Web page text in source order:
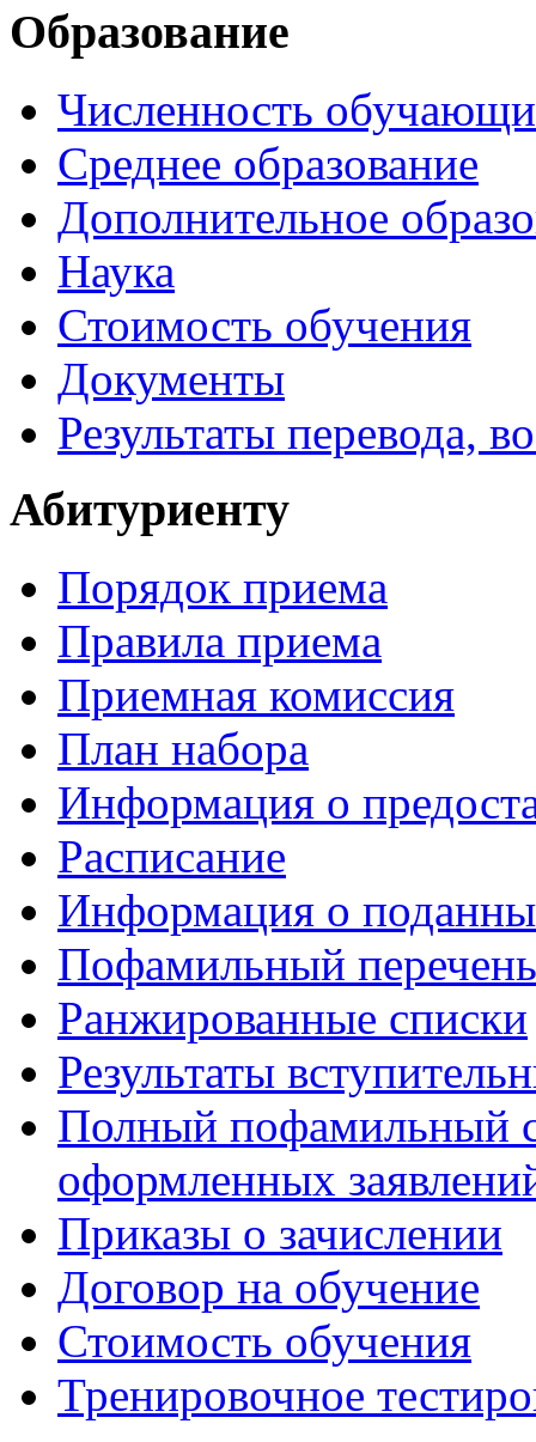
Образование
Численность
Среднее образование
Дополнительное
Наука
Стоимость обучения
Документы
Результаты перевода,
Абитуриенту
Порядок приема
Правила приема
Приемная комиссия
План набора
Информация о
Расписание
Информация о
Пофамильный
Ранжированные списки
Результаты
Полный пофамильный
оформленных
Приказы о зачислении
Договор на обучение
Стоимость обучения
Тренировочное